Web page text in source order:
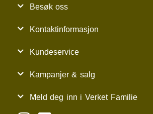
Besøk oss
Kontaktinformasjon
Kundeservice
Kampanjer & salg
Meld deg inn i Verket Familie